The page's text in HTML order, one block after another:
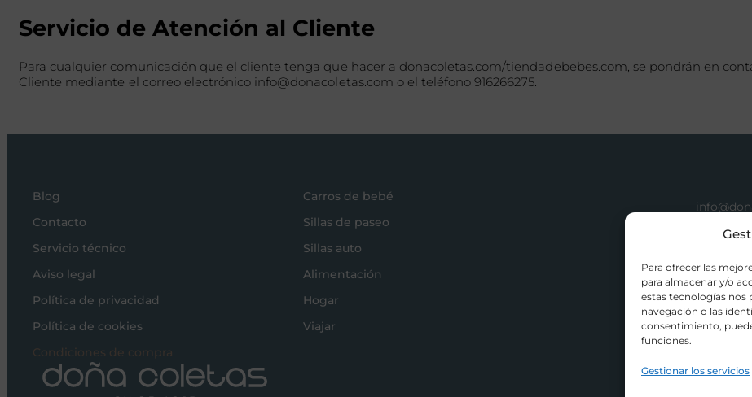
Para ofrecer las
para almacenar y/o
estas tecnologías
navegación o las
consentimiento,
funciones.
Gestionar los servicios
Servicio de Atención al Cliente
Para cualquier comunicación que el cliente tenga que hacer a donacoletas.com/tiendadebebes.com, se pondrán en
Cliente mediante el correo electrónico info@donacoletas.com o el teléfono 916266275.
Blog
Contacto
Servicio técnico
Aviso legal
Política de privacidad
Política de cookies
Condiciones de compra
Carros de bebé
Sillas de paseo
Sillas auto
Alimentación
Hogar
Viajar